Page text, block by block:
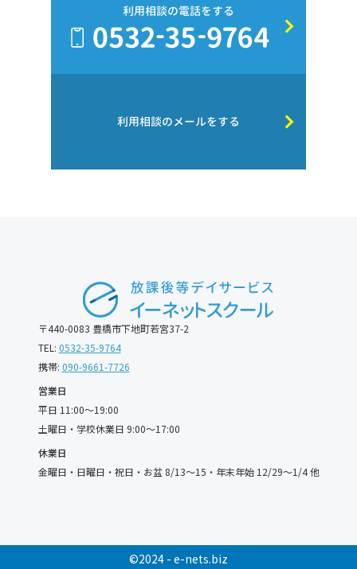
利用相談の電話をする
利用相談のメールをする
〒440-0083 豊橋市下地町若宮37-2
TEL: 0532-35-9764
携帯: 090-9661-7726
営業日
平日 11:00〜19:00
土曜日・学校休業日 9:00〜17:00
休業日
金曜日・日曜日・祝日・お盆 8/13〜15・年末年始 12/29〜1/4 他
©2024 - e-nets.biz